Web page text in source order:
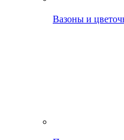
Вазоны и